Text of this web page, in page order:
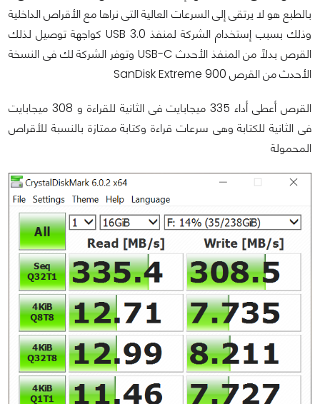
بالطبع هو لا يرتقى إلى السرعات العالية التى نراها مع الأقراص الداخلية
وذلك بسبب إستخدام الشركة لمنفذ USB 3.0 كواجهة توصيل لذلك
القرص بدلاً من المنفذ الأحدث USB-C وتوفر الشركة لك فى النسخة
الأحدث من القرص SanDisk Extreme 900
القرص أعطى أداء 335 ميجابايت فى الثانية للقراءة و 308 ميجابايت
فى الثانية للكتابة وهى سرعات قراءة وكتابة ممتازة بالنسبة للأقراص
المحمولة